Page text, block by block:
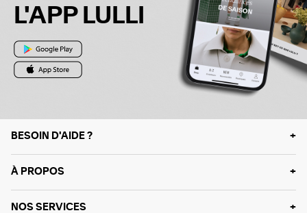
L'APP LULLI
BESOIN D'AIDE ?
À PROPOS
NOS SERVICES